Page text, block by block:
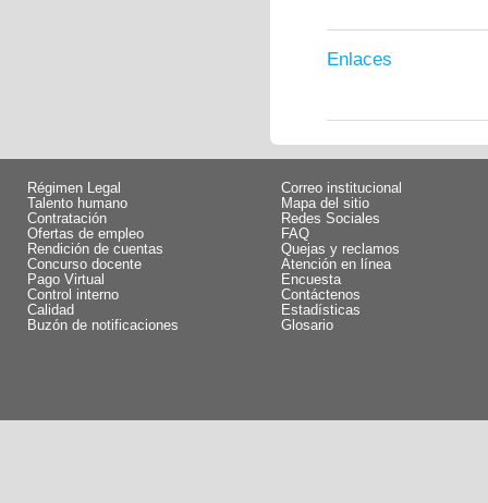
Enlaces
Régimen Legal
Talento humano
Contratación
Ofertas de empleo
Rendición de cuentas
Concurso docente
Pago Virtual
Control interno
Calidad
Buzón de notificaciones
Correo institucional
Mapa del sitio
Redes Sociales
FAQ
Quejas y reclamos
Atención en línea
Encuesta
Contáctenos
Estadísticas
Glosario